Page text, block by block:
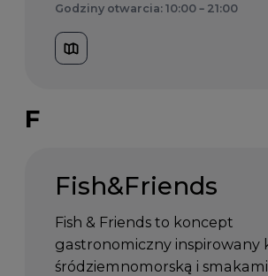
Godziny otwarcia: 10:00 – 21:00
F
Fish&Friends
Fish & Friends to koncept
gastronomiczny inspirowany
śródziemnomorską i